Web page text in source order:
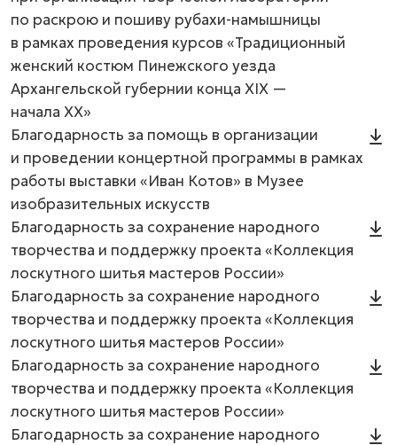
по раскрою и пошиву рубахи-намышницы
в рамках проведения курсов «Традиционный
женский костюм Пинежского уезда
Архангельской губернии конца XIX —
начала XX»
Благодарность за помощь в организации
и проведении концертной программы в рамках
работы выставки «Иван Котов» в Музее
изобразительных искусств
Благодарность за сохранение народного
творчества и поддержку проекта «Коллекция
лоскутного шитья мастеров России»
Благодарность за сохранение народного
творчества и поддержку проекта «Коллекция
лоскутного шитья мастеров России»
Благодарность за сохранение народного
творчества и поддержку проекта «Коллекция
лоскутного шитья мастеров России»
Благодарность за сохранение народного